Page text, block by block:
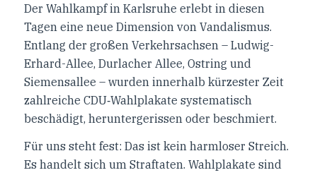
Der Wahlkampf in Karlsruhe erlebt in diesen
Tagen eine neue Dimension von Vandalismus.
Entlang der großen Verkehrsachsen – Ludwig-
Erhard-Allee, Durlacher Allee, Ostring und
Siemensallee – wurden innerhalb kürzester Zeit
zahlreiche CDU‑Wahlplakate systematisch
beschädigt, heruntergerissen oder beschmiert.
Für uns steht fest: Das ist kein harmloser Streich.
Es handelt sich um Straftaten. Wahlplakate sind